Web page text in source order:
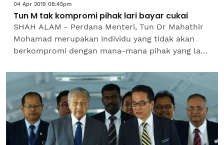
04 Apr 2019 08:45pm
Tun M tak kompromi pihak lari bayar cukai
SHAH ALAM - Perdana Menteri, Tun Dr Mahathir
Mohamad merupakan individu yang tidak akan
berkompromi dengan mana-mana pihak yang lari
bekas Menteri...